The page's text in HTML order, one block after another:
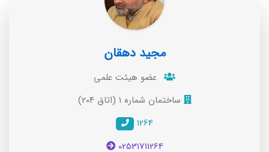
مجید دهقان
عضو هيئت علمی
ساختمان شماره 1 (اتاق 204)
1264
02531711264